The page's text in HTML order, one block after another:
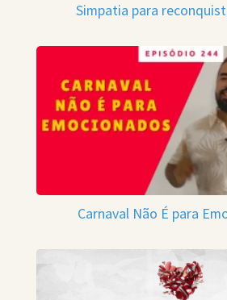
Simpatia para
Carnaval Não É para